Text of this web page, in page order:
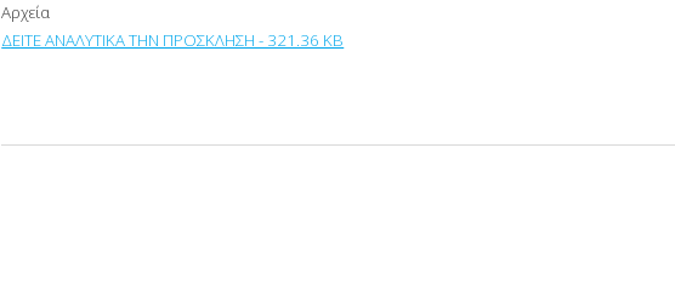
Αρχεία
ΔΕΙΤΕ ΑΝΑΛΥΤΙΚΑ ΤΗΝ ΠΡΟΣΚΛΗΣΗ - 321.36 KB